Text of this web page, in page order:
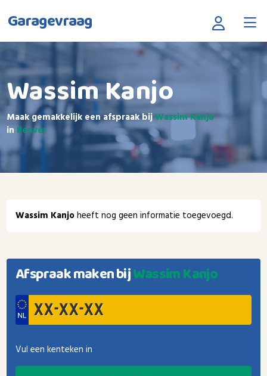
Garagevraag
Wassim Kanjo
Maak gemakkelijk een afspraak bijWassim Kanjo
in Reuver
Wassim Kanjoheeft nog geen informatie toegevoegd.
Afspraak maken bijWassim Kanjo
Vul een kenteken in